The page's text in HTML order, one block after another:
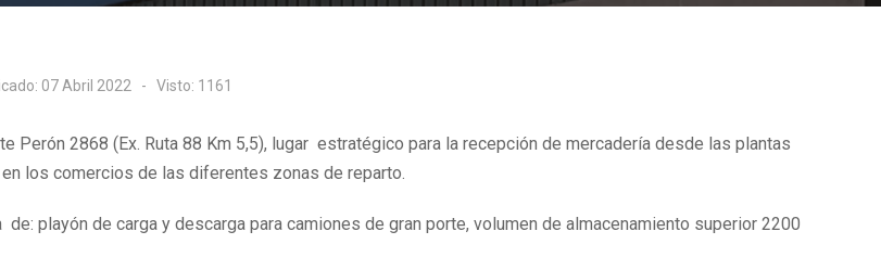
07 Abril 2022 Visto: 1161
Perón 2868 (Ex. Ruta 88 Km 5,5), lugar estratégico para la recepción de mercadería desde las plantas
los comercios de las diferentes zonas de reparto.
playón de carga y descarga para camiones de gran porte, volumen de almacenamiento superior 2200